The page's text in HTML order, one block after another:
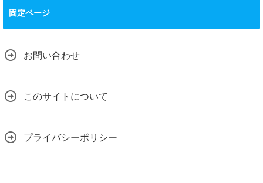
固定ページ
お問い合わせ
このサイトについて
プライバシーポリシー